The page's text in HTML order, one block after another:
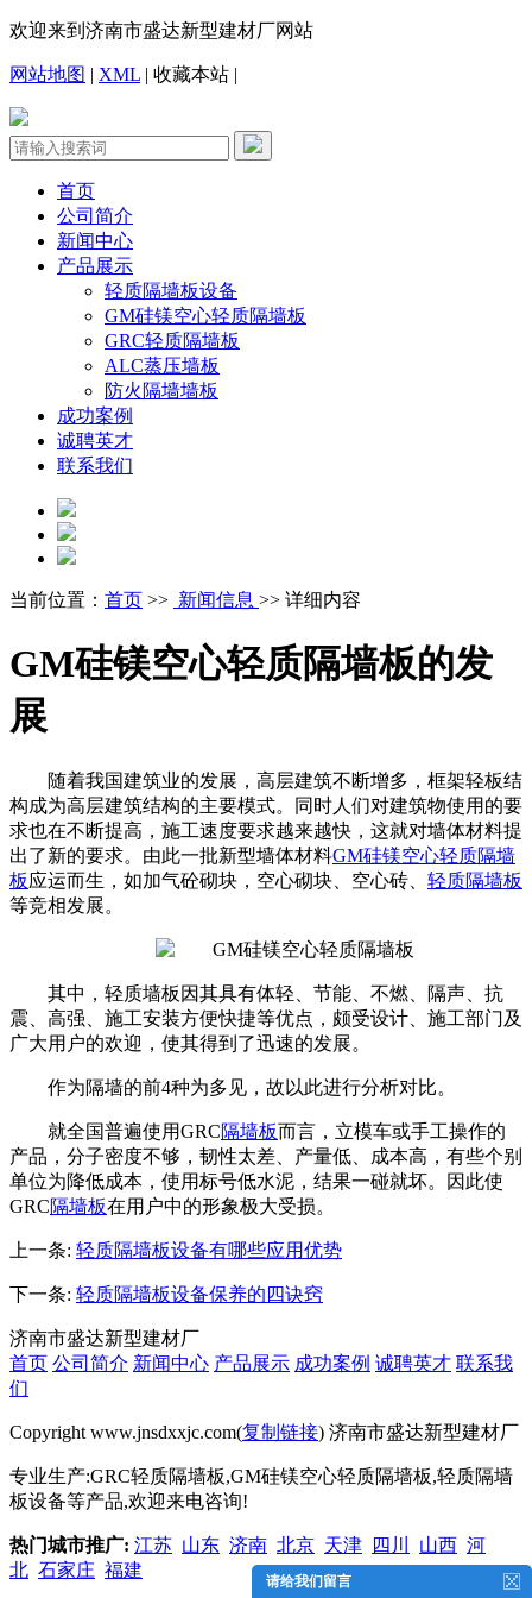
欢迎来到济南市盛达新型建材厂网站
网站地图 | XML | 收藏本站 |
首页
公司简介
新闻中心
产品展示
轻质隔墙板设备
GM硅镁空心轻质隔墙板
GRC轻质隔墙板
ALC蒸压墙板
防火隔墙墙板
成功案例
诚聘英才
联系我们
当前位置： 首页 >> 新闻信息 >> 详细内容
GM硅镁空心轻质隔墙板的发
展
随着我国建筑业的发展，高层建筑不断增多，框架轻板结
构成为高层建筑结构的主要模式。同时人们对建筑物使用的要
求也在不断提高，施工速度要求越来越快，这就对墙体材料提
出了新的要求。由此一批新型墙体材料GM硅镁空心轻质隔墙
板应运而生，如加气砼砌块，空心砌块、空心砖、 轻质隔墙板
等竞相发展。
其中，轻质墙板因其具有体轻、节能、不燃、隔声、抗
震、高强、施工安装方便快捷等优点，颇受设计、施工部门及
广大用户的欢迎，使其得到了迅速的发展。
作为隔墙的前4种为多见，故以此进行分析对比。
就全国普遍使用GRC隔墙板而言，立模车或手工操作的
产品，分子密度不够，韧性太差、产量低、成本高，有些个别
单位为降低成本，使用标号低水泥，结果一碰就坏。因此使
GRC隔墙板在用户中的形象极大受损。
上一条: 轻质隔墙板设备有哪些应用优势
下一条: 轻质隔墙板设备保养的四诀窍
济南市盛达新型建材厂
首页 公司简介 新闻中心 产品展示 成功案例 诚聘英才 联系我
们
Copyright www.jnsdxxjc.com(复制链接) 济南市盛达新型建材厂
专业生产:GRC轻质隔墙板,GM硅镁空心轻质隔墙板,轻质隔墙
板设备等产品,欢迎来电咨询!
热门城市推广: 江苏 山东 济南 北京 天津 四川 山西 河
北 石家庄 福建